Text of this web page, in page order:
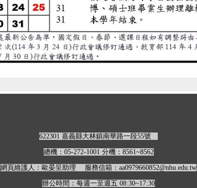
622301 嘉義縣大林鎮南華路一段55號
總機：05-272-1001 分機：8561~8562
網頁維護人：歐晏呈助理 服務信箱：aa0979660852@nhu.edu.tw
辦公時間：每週一至週五 08:30~17:30